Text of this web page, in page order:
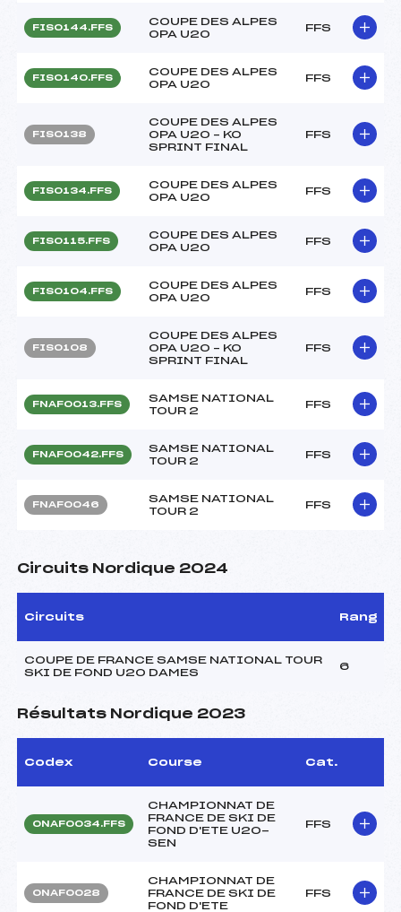
FIS0144.FFS
COUPE DES ALPES
OPA U20
FFS
FIS0140.FFS
COUPE DES ALPES
OPA U20
FFS
FIS0138
COUPE DES ALPES
OPA U20 – KO
SPRINT FINAL
FFS
FIS0134.FFS
COUPE DES ALPES
OPA U20
FFS
FIS0115.FFS
COUPE DES ALPES
OPA U20
FFS
FIS0104.FFS
COUPE DES ALPES
OPA U20
FFS
FIS0108
COUPE DES ALPES
OPA U20 – KO
SPRINT FINAL
FFS
FNAF0013.FFS
SAMSE NATIONAL
TOUR 2
FFS
FNAF0042.FFS
SAMSE NATIONAL
TOUR 2
FFS
FNAF0046
SAMSE NATIONAL
TOUR 2
FFS
Circuits Nordique 2024
Circuits Rang
COUPE DE FRANCE SAMSE NATIONAL TOUR
SKI DE FOND U20 DAMES
6
Résultats Nordique 2023
Codex Course Cat.
ONAF0034.FFS
CHAMPIONNAT DE
FRANCE DE SKI DE
FOND D'ETE U20-
SEN
FFS
ONAF0028
CHAMPIONNAT DE
FRANCE DE SKI DE
FOND D'ETE
FFS